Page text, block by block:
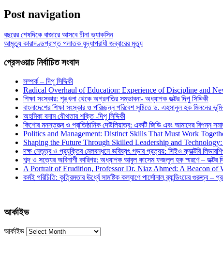
Post navigation
বছরের শেষদিকে বাজারে আসবে চীনা ভ্যাকসিন
আমৃত্যু কারাদণ্ডপ্রাপ্ত পলাতক যুদ্ধাপরাধী জব্বারের মৃত্যু
প্রেসওয়াচ নির্বাচিত সংবাদ
সম্পর্ক – দিপু সিদ্দিকী
Radical Overhaul of Education: Experience of Discipline and
শিক্ষা সংস্কার: শৃঙ্খলা থেকে অগ্রগতির সম্ভাবনা- অধ্যাপক ডক্টর দিপু সিদ্দিকী
বাংলাদেশের শিক্ষা সংস্কার ও পরিচ্ছন্ন পরিবেশ সৃষ্টিতে ড. এহসানুল হক মিলনের
অহমিকা বনাম যৌথতার শক্তি -দিপু সিদ্দিকী
কিশোর মনস্তত্ত্ব ও প্রাতিষ্ঠানিক দেউলিয়াত্ব: একটি জিডি এবং আমাদের বিপন্ন
Politics and Management: Distinct Skills That Must Work
Shaping the Future Through Skilled Leadership and
দক্ষ নেতৃত্ব ও প্রযুক্তির মেলবন্ধনে ভবিষ্যৎ গড়ার প্রত্যয়: সিইও ফ্যাক্টরি
শব্দ ও সত্যের অবিনাশী কারিগর: অধ্যাপক আবুল কাসেম ফজলুল হক স্মরণে – ডক্টর
A Portrait of Erudition, Professor Dr. Niaz Ahmed: A Beacon
কর্মই পরিচিতি: কৃত্রিমতার ঊর্ধ্বে সামষ্টিক কল্যাণে পার্সোনাল ব্র্যান্ডিংয়ের গুরুত্ব –
আর্কাইভ
আর্কাইভ